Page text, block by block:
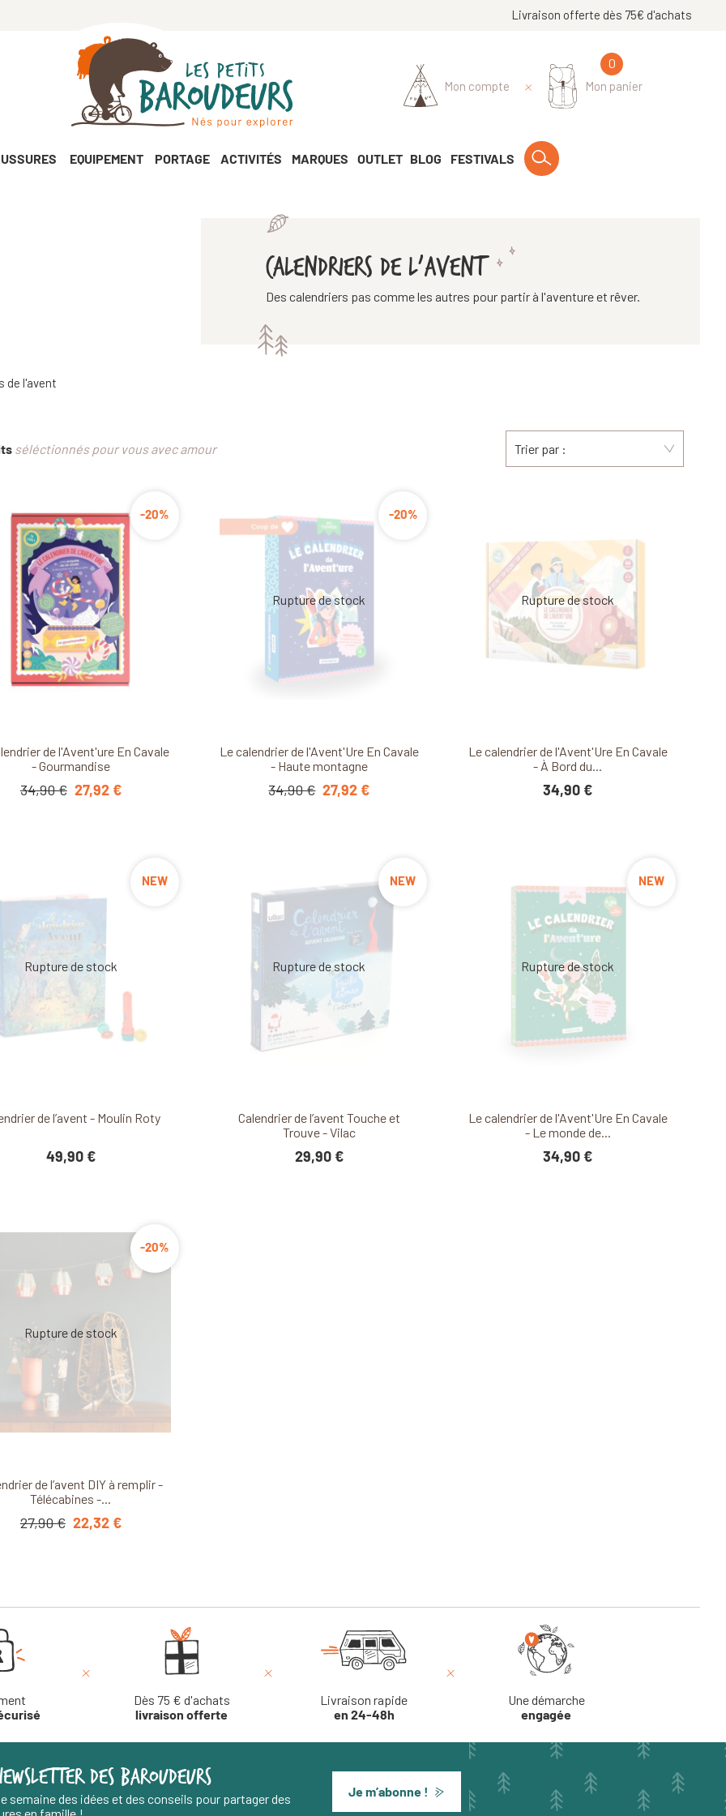
Livraison offerte dès 75€ d'achats
Mon compte Mon panier
0
EQUIPEMENT PORTAGE ACTIVITÉS MARQUES OUTLET BLOG FESTIVALS
de l'avent
CALENDRIERS DE L'AVENT
Des calendriers pas comme les autres pour partir à l'aventure et rêver.
séléctionnés pour vous avec amour Trier par :
de l'Avent'ure En Cavale
- Gourmandise
-20%
34,90 € 27,92 €
Le calendrier de l'Avent'Ure En Cavale
- Haute montagne
-20%
34,90 € 27,92 €
Le calendrier de l'Avent'Ure En Cavale
- À Bord du...
34,90 €
de l’avent - Moulin Roty
NEW
49,90 €
Calendrier de l’avent Touche et
Trouve - Vilac
NEW
29,90 €
Le calendrier de l'Avent'Ure En Cavale
- Le monde de...
NEW
34,90 €
de l’avent DIY à remplir -
Télécabines -...
-20%
27,90 € 22,32 €
Dès 75 € d'achats
livraison offerte
Livraison rapide
en 24-48h
Une démarche
engagée
DES BAROUDEURS
semaine des idées et des conseils pour partager des
Je m’abonne !